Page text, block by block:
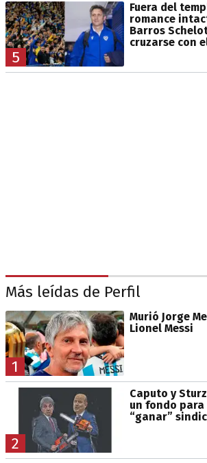
5
Fuera del
romance
Barros
cruzarse con
Más leídas de Perfil
1
Murió Jorge
Lionel Messi
2
Caputo y
un fondo
“ganar”